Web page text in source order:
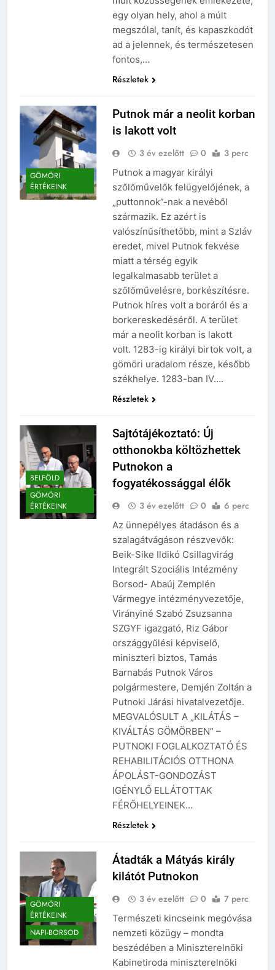
egy olyan hely, ahol a múlt
megszólal, tanít, és kapaszkodót
ad a jelennek, és természetesen
fontos,…
Részletek
GÖMÖRI
ÉRTÉKEINK
Putnok már a neolit korban
is lakott volt
3 év ezelőtt 0 3 perc
Putnok a magyar királyi
szőlőművelők felügyelőjének, a
„puttonnok”-nak a nevéből
származik. Ez azért is
valószínűsíthetőbb, mint a Szláv
eredet, mivel Putnok fekvése
miatt a térség egyik
legalkalmasabb terület a
szőlőművelésre, borkészítésre.
Putnok híres volt a boráról és a
borkereskedéséről. A terület
már a neolit korban is lakott
volt. 1283-ig királyi birtok volt, a
gömöri uradalom része, később
székhelye. 1283-ban IV….
Részletek
BELFÖLD
GÖMÖRI
ÉRTÉKEINK
Sajtótájékoztató: Új
otthonokba költözhettek
Putnokon a
fogyatékossággal élők
3 év ezelőtt 0 6 perc
Az ünnepélyes átadáson és a
szalagátvágáson részvevők:
Beik-Sike Ildikó Csillagvirág
Integrált Szociális Intézmény
Borsod- Abaúj Zemplén
Vármegye intézményvezetője,
Virányiné Szabó Zsuzsanna
SZGYF igazgató, Riz Gábor
országgyűlési képviselő,
miniszteri biztos, Tamás
Barnabás Putnok Város
polgármestere, Demjén Zoltán a
Putnoki Járási hivatalvezetője.
MEGVALÓSULT A „KILÁTÁS –
KIVÁLTÁS GÖMÖRBEN” –
PUTNOKI FOGLALKOZTATÓ ÉS
REHABILITÁCIÓS OTTHONA
ÁPOLÁST-GONDOZÁST
IGÉNYLŐ ELLÁTOTTAK
FÉRŐHELYEINEK…
Részletek
GÖMÖRI
ÉRTÉKEINK
NAPI-BORSOD
Átadták a Mátyás király
kilátót Putnokon
3 év ezelőtt 0 7 perc
Természeti kincseink megóvása
nemzeti közügy – mondta
beszédében a Miniszterelnöki
Kabinetiroda miniszterelnöki